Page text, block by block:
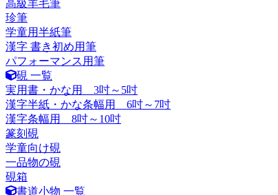
高級羊毛筆
珍筆
学童用半紙筆
漢字 書き初め用筆
パフォーマンス用筆
硯 一覧
実用書・かな用 3吋～5吋
漢字半紙・かな条幅用 6吋～7吋
漢字条幅用 8吋～10吋
篆刻硯
学童向け硯
一品物の硯
硯箱
書道小物 一覧